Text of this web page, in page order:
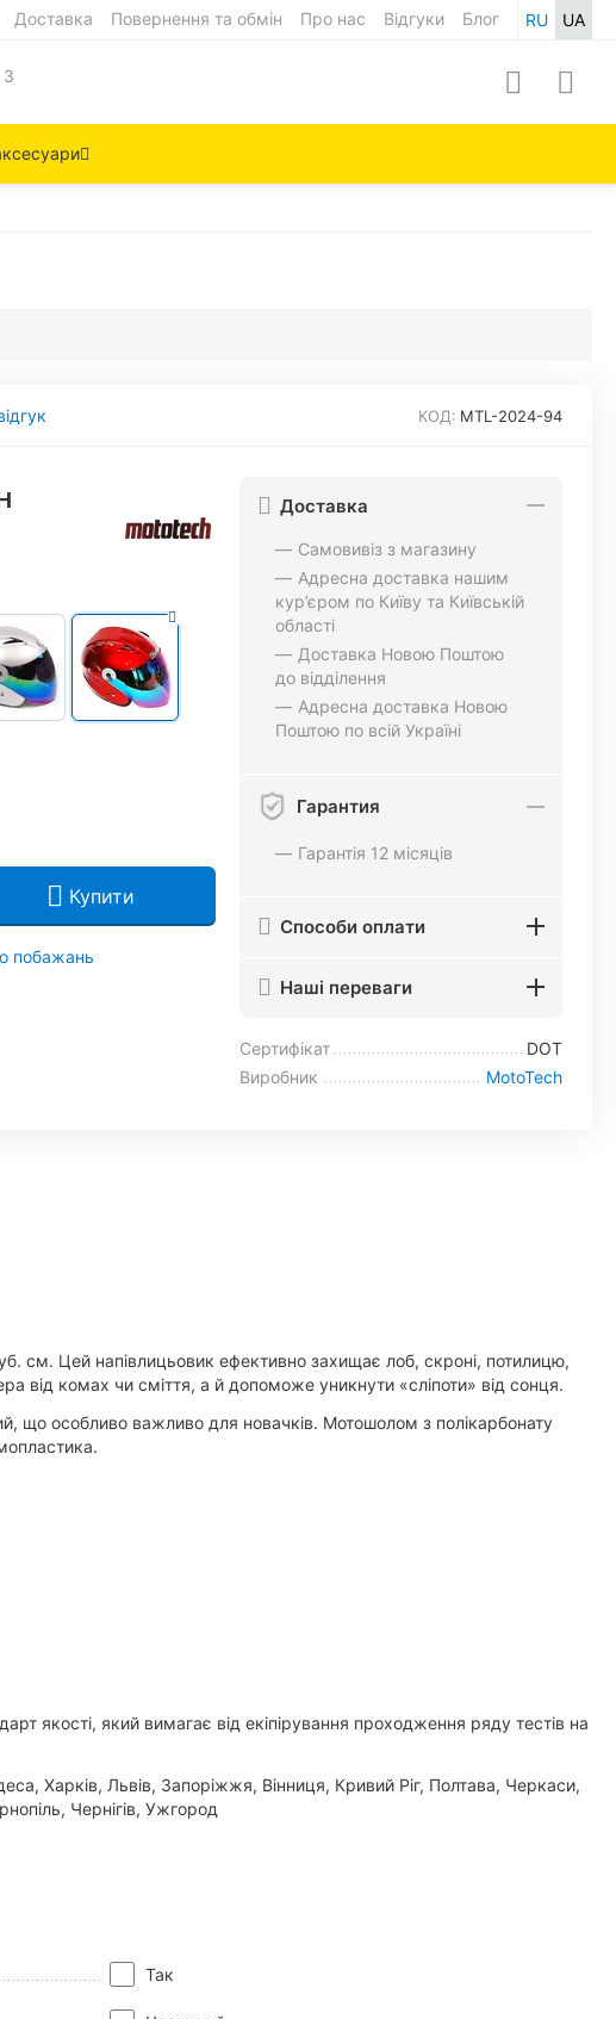
RU UA
Доставка Повернення та обмін Про нас Відгуки
Блог
3
КОД: MTL-2024-94
Купити
побажань
Доставка
Самовивіз з магазину
Адресна доставка нашим
кур’єром по Київу та Київській
області
Доставка Новою Поштою
до відділення
Адресна доставка Новою
Поштою по всій Україні
Гарантия
Гарантія 12 місяців
Способи оплати
Наші переваги
Сертифікат
DOT
Виробник
MotoTech
см. Цей напівлицьовик ефективно захищає лоб, скроні, потилицю,
від комах чи сміття, а й допоможе уникнути «сліпоти» від сонця.
що особливо важливо для новачків. Мотошолом з полікарбонату
якості, який вимагає від екіпірування проходження ряду тестів на
Харків, Львів, Запоріжжя, Вінниця, Кривий Ріг, Полтава, Черкаси,
Чернігів, Ужгород
Так